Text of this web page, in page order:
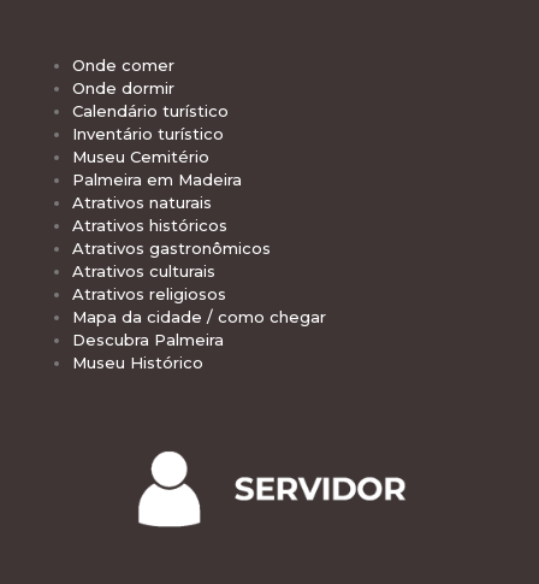
Onde comer
Onde dormir
Calendário turístico
Inventário turístico
Museu Cemitério
Palmeira em Madeira
Atrativos naturais
Atrativos históricos
Atrativos gastronômicos
Atrativos culturais
Atrativos religiosos
Mapa da cidade / como chegar
Descubra Palmeira
Museu Histórico